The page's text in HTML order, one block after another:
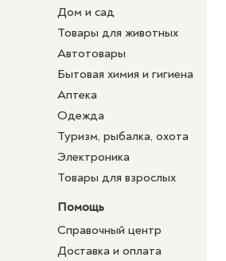
Дом и сад
Товары для животных
Автотовары
Бытовая химия и гигиена
Аптека
Одежда
Туризм, рыбалка, охота
Электроника
Товары для взрослых
Помощь
Справочный центр
Доставка и оплата